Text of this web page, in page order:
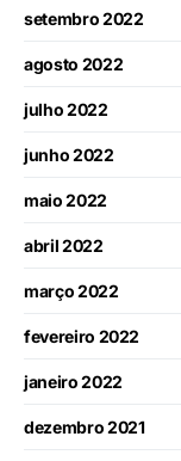
setembro 2022
agosto 2022
julho 2022
junho 2022
maio 2022
abril 2022
março 2022
fevereiro 2022
janeiro 2022
dezembro 2021